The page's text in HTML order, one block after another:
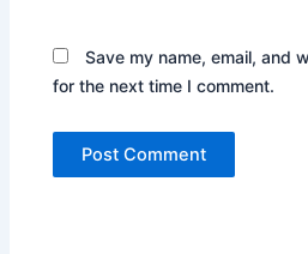
Save my name, email, and
for the next time I comment.